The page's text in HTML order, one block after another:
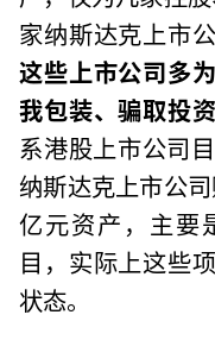
家纳斯达克上市
这些上市公司多
我包装、骗取投
系港股上市公司
纳斯达克上市公
亿元资产，主要
目，实际上这些
状态。